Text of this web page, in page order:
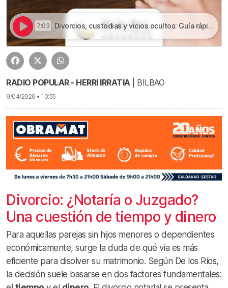
7:03 Divorcios, custodias y vicios ocultos: Guía rápida para resolver conflictos legales comunes | Divorcios, custodias y vicios ocultos: Guía rápida para resolver conflictos legales comunes
RADIO POPULAR - HERRI IRRATIA| BILBAO
9/04/2026 • 10:55
Divorcio: ¿Notaría o Juzgado?
Una cuestión de tiempo y dinero
Para aquellas parejas sin hijos menores o dependientes
económicamente, surge la duda de qué vía es más
eficiente para disolver su matrimonio. Según De los Ríos,
la decisión suele basarse en dos factores fundamentales: